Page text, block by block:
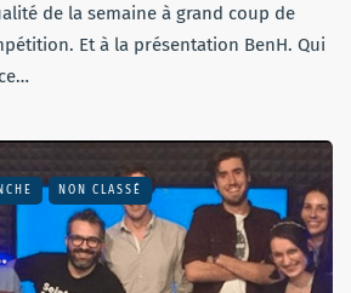
de la semaine à grand coup de
Et à la présentation BenH. Qui
NON CLASSÉ